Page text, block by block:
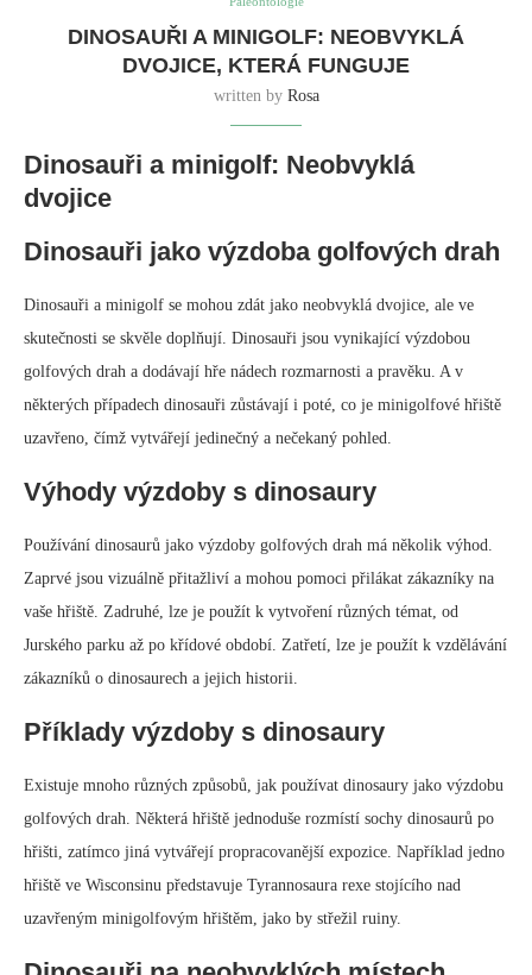
Existuje mnoho různých způsobů, jak používat dinosaury jako výzdobu
golfových drah. Některá hřiště jednoduše rozmístí sochy dinosaurů po
hřišti, zatímco jiná vytvářejí propracovanější expozice. Například jedno
hřiště ve Wisconsinu představuje Tyrannosaura rexe stojícího nad
Dinosauři na neobvyklých místech
Dinosauři se nevyskytují pouze na minigolfových hřištích. Lze je nalézt
kancelářské budovy a dokonce i kostely. Ve skutečnosti je jednou z
nejslavnějších dinosauřích fosilií na světě, Sue the T. rex, v současné
době vystavena ve Field Museum v Chicagu.
Historie dinosaurů a minigolfu
Historie dinosaurů a minigolfu je překvapivě dlouhá a propojená. První
představovalo řadu překážek s tematikou dinosaurů. Od té doby se
dinosauři stali populárním tématem pro minigolfová hřiště po celém
Vliv dinosaurů na minigolf
Dinosauři měli významný vliv na popularitu minigolfu. Pomohli učinit
inovativních minigolfových hřišť.
Kde najít nejlepší minigolfová hřiště s
tematikou dinosaurů
navštívit jedno z mnoha minigolfových hřišť s tematikou dinosaurů po